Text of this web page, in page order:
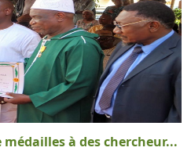
à des chercheur...